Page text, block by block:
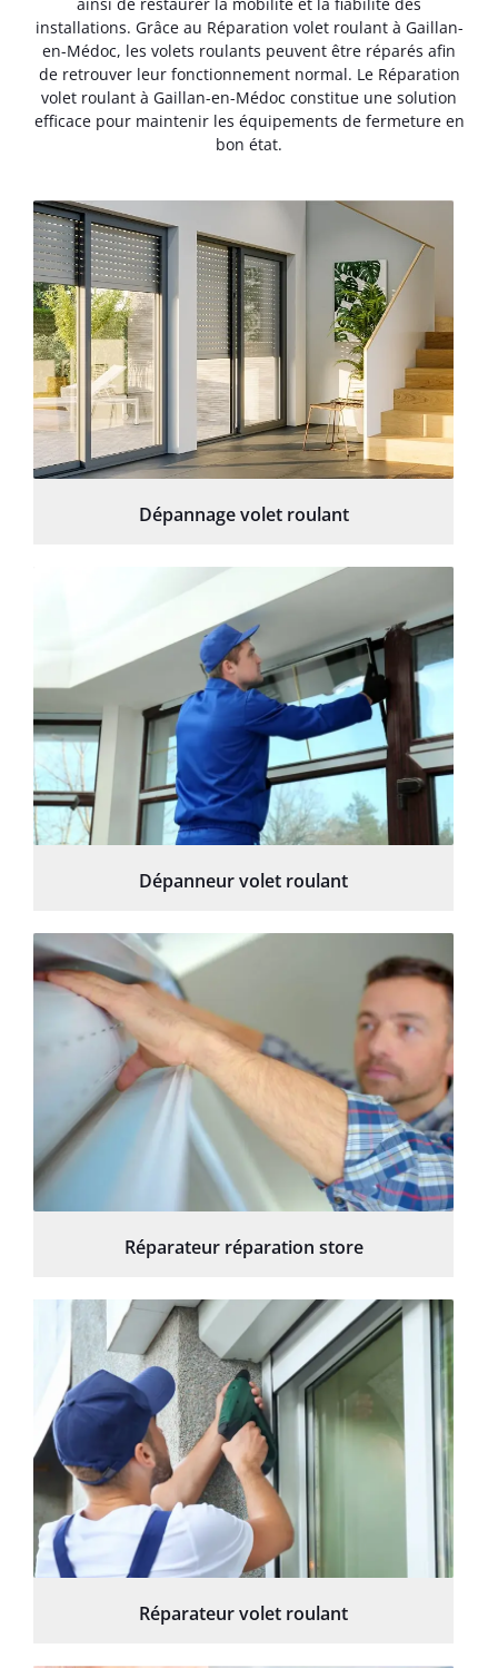
installations. Grâce au Réparation volet roulant à Gaillan-
en-Médoc, les volets roulants peuvent être réparés afin
de retrouver leur fonctionnement normal. Le Réparation
volet roulant à Gaillan-en-Médoc constitue une solution
efficace pour maintenir les équipements de fermeture en
bon état.
Dépannage volet roulant
Dépanneur volet roulant
Réparateur réparation store
Réparateur volet roulant